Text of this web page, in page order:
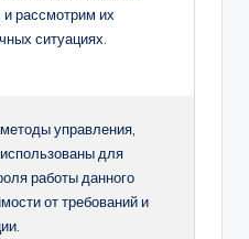
и рассмотрим их
ситуациях.
управления,
для
работы данного
от требований и